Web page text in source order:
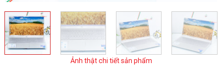
Ảnh thật chi tiết sản phẩm